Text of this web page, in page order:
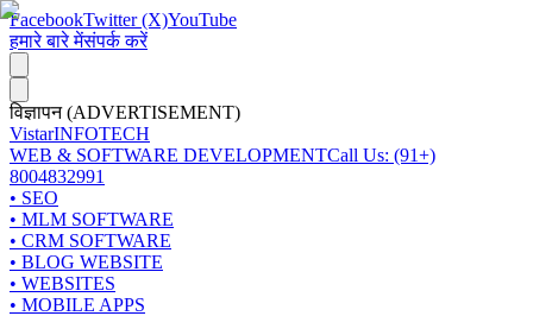
FacebookTwitter (X)YouTube
हमारे बारे मेंसंपर्क करें
विज्ञापन (ADVERTISEMENT)
VistarINFOTECH
WEB & SOFTWARE DEVELOPMENTCall Us: (91+)
8004832991
• SEO
• MLM SOFTWARE
• CRM SOFTWARE
• BLOG WEBSITE
• WEBSITES
• MOBILE APPS